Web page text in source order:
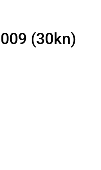
(30kn)